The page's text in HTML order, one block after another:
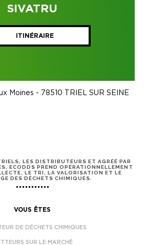
SIVATRU
ITINÉRAIRE
Moines - 78510 TRIEL SUR SEINE
LES DISTRIBUTEURS ET AGRÉÉ PAR
ECODDS PREND OPÉRATIONNELLEMENT
LE TRI, LA VALORISATION ET LE
DES DÉCHETS CHIMIQUES.
VOUS ÊTES
DE DÉCHETS CHIMIQUES
SUR LE MARCHÉ